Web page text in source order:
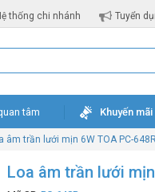
thống chi nhánh Tuyển
tâm Khuyến mãi
âm trần lưới mịn 6W TOA PC-648R
Loa âm trần lưới